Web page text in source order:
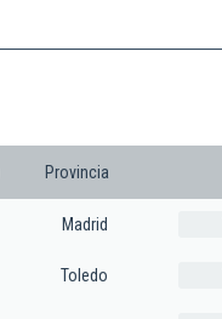
Provincia
Madrid
Toledo